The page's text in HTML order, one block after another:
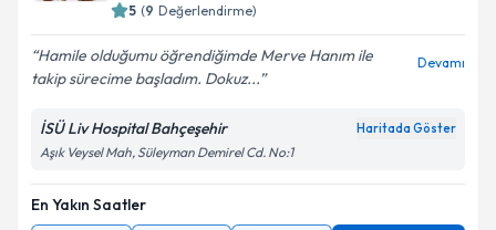
5 (9 Değerlendirme)
Hamile olduğumu öğrendiğimde Merve Hanım ile
takip sürecime başladım. Dokuz...
Devamı
İSÜ Liv Hospital Bahçeşehir Haritada Göster
Aşık Veysel Mah, Süleyman Demirel Cd. No:1
En Yakın Saatler